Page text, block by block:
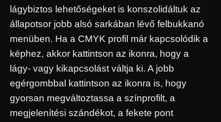
lágybiztos lehetőségeket is konszolidáltuk az
állapotsor jobb alsó sarkában lévő felbukkanó
menüben. Ha a CMYK profil már kapcsolódik a
képhez, akkor kattintson az ikonra, hogy a
lágy- vagy kikapcsolást váltja ki. A jobb
egérgombbal kattintson az ikonra is, hogy
gyorsan megváltoztassa a színprofilt, a
megjelenítési szándékot, a fekete pont